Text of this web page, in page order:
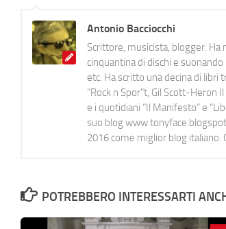
Antonio Bacciocchi
Scrittore, musicista, blogger.
cinquantina di dischi e
etc. Ha scritto una decina di libri
"Rock n Spor"t, Gil Scott-Heron
e i quotidiani “Il Manifesto” e
suo blog
2016 come miglior blog italiano.
POTREBBERO INTERESSARTI